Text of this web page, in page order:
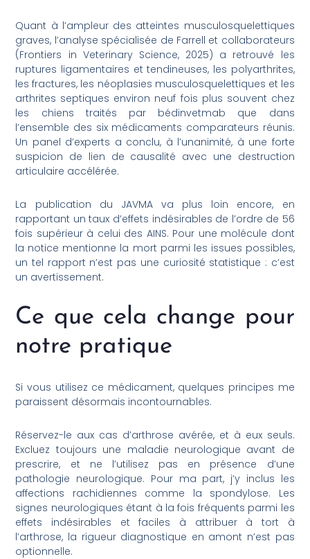
Quant à l’ampleur des atteintes musculosquelettiques
graves, l’analyse spécialisée de Farrell et collaborateurs
(Frontiers in Veterinary Science, 2025) a retrouvé les
ruptures ligamentaires et tendineuses, les polyarthrites,
les fractures, les néoplasies musculosquelettiques et les
arthrites septiques environ neuf fois plus souvent chez
les chiens traités par bédinvetmab que dans
l’ensemble des six médicaments comparateurs réunis.
Un panel d’experts a conclu, à l’unanimité, à une forte
suspicion de lien de causalité avec une destruction
articulaire accélérée.
La publication du JAVMA va plus loin encore, en
rapportant un taux d’effets indésirables de l’ordre de 56
fois supérieur à celui des AINS. Pour une molécule dont
la notice mentionne la mort parmi les issues possibles,
un tel rapport n’est pas une curiosité statistique : c’est
un avertissement.
Ce que cela change pour
notre pratique
Si vous utilisez ce médicament, quelques principes me
paraissent désormais incontournables.
Réservez-le aux cas d’arthrose avérée, et à eux seuls.
Excluez toujours une maladie neurologique avant de
prescrire, et ne l’utilisez pas en présence d’une
pathologie neurologique. Pour ma part, j’y inclus les
affections rachidiennes comme la spondylose. Les
signes neurologiques étant à la fois fréquents parmi les
effets indésirables et faciles à attribuer à tort à
l’arthrose, la rigueur diagnostique en amont n’est pas
optionnelle.